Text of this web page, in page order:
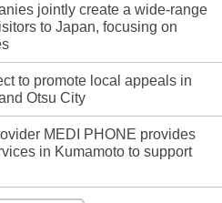
jointly create a wide-range
to Japan, focusing on
to promote local appeals in
Otsu City
MEDI PHONE provides
in Kumamoto to support